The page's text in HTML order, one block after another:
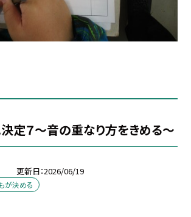
定７～音の重なり方をきめる～
更新日 2026/06/19
が決める